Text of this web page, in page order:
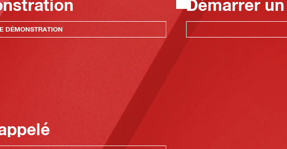
DÉMONSTRATION
Démarrer